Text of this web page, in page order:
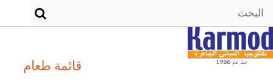
قائمة طعام